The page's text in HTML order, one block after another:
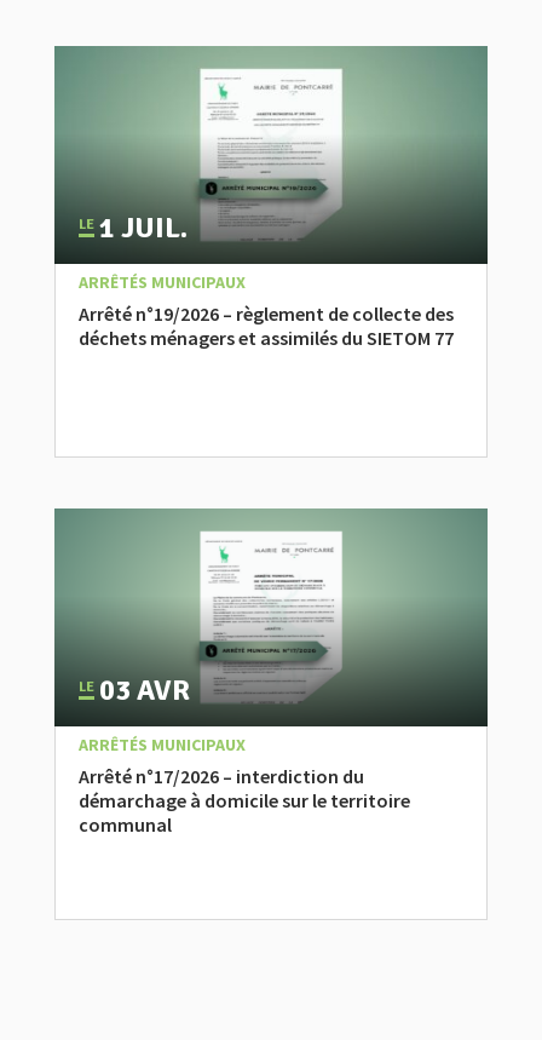
Arrêté n°19/2026 – règlement de collecte des
déchets ménagers et assimilés du SIETOM 77
1 JUIL.
|
ACTUALITÉ ,
ARRÊTÉS MUNICIPAUX
Arrêté n°17/2026 – interdiction du
démarchage à domicile sur le territoire
communal
03 AVR
|
ACTUALITÉ ,
ARRÊTÉS MUNICIPAUX